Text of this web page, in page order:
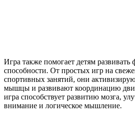
Игра также помогает детям развивать
способности. От простых игр на
спортивных занятий, они
мышцы и развивают координацию
игра способствует развитию мозга,
внимание и логическое мышление.